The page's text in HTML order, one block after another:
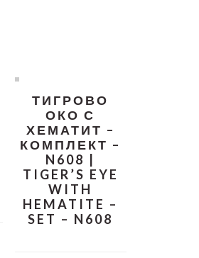
ТИГРОВО
ОКО С
ХЕМАТИТ –
КОМПЛЕКТ –
N608 |
TIGER’S EYE
WITH
HEMATITE –
SET – N608